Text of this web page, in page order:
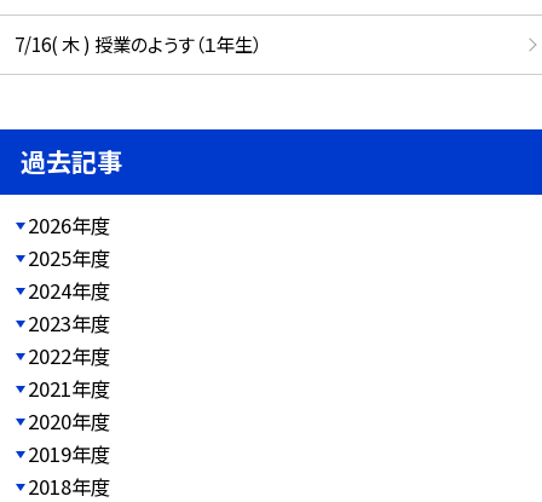
7/16( 木 ) 授業のようす（１年生）
過去記事
2026年度
2025年度
2024年度
2023年度
2022年度
2021年度
2020年度
2019年度
2018年度